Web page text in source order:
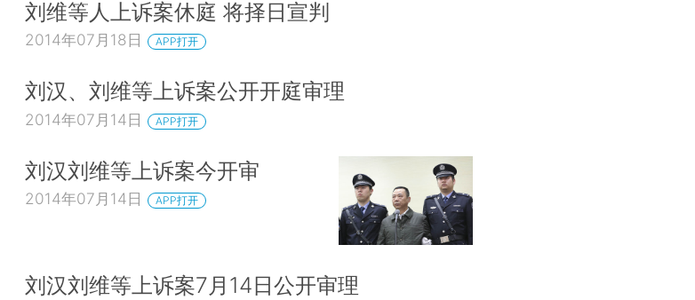
刘维等人上诉案休庭 将择日宣判
2014年07月18日 APP打开
刘汉、刘维等上诉案公开开庭审理
2014年07月14日 APP打开
刘汉刘维等上诉案今开审
2014年07月14日 APP打开
刘汉刘维等上诉案7月14日公开审理